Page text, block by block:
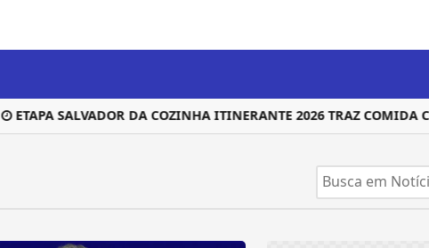
ETAPA SALVADOR DA COZINHA ITINERANTE 2026 TRAZ COMIDA